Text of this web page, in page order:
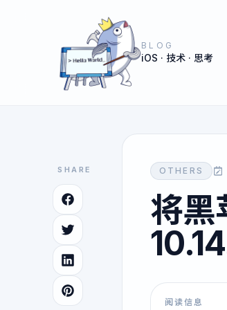
BLOG
iOS · 技术 · 思考
SHARE OTHERS
将黑
阅读信息